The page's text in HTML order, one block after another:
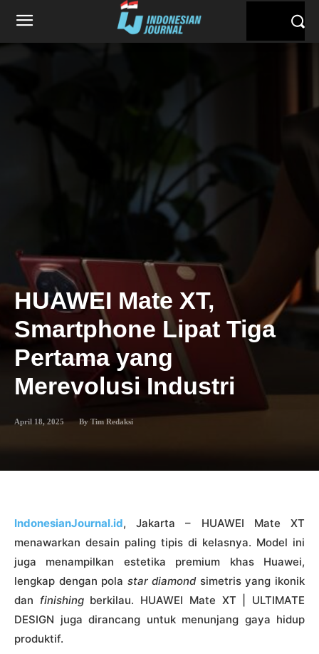
HUAWEI Mate XT,
Smartphone Lipat Tiga
Pertama yang
Merevolusi Industri
April 18, 2025 By Tim Redaksi
IndonesianJournal.id, Jakarta – HUAWEI Mate XT
menawarkan desain paling tipis di kelasnya. Model ini
juga menampilkan estetika premium khas Huawei,
lengkap dengan pola star diamondsimetris yang ikonik
dan finishingberkilau. HUAWEI Mate XT | ULTIMATE
DESIGN juga dirancang untuk menunjang gaya hidup
produktif.